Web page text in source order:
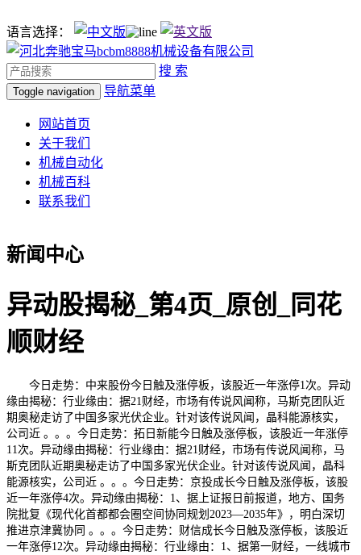
语言选择：
搜 索
Toggle navigation 导航菜单
网站首页
关于我们
机械自动化
机械百科
联系我们
新闻中心
异动股揭秘_第4页_原创_同花
顺财经
今日走势：中来股份今日触及涨停板，该股近一年涨停1次。异动
缘由揭秘：行业缘由：据21财经，市场有传说风闻称，马斯克团队近
期奥秘走访了中国多家光伏企业。针对该传说风闻，晶科能源核实，
公司近 。。。今日走势：拓日新能今日触及涨停板，该股近一年涨停
11次。异动缘由揭秘：行业缘由：据21财经，市场有传说风闻称，马
斯克团队近期奥秘走访了中国多家光伏企业。针对该传说风闻，晶科
能源核实，公司近 。。。今日走势：京投成长今日触及涨停板，该股
近一年涨停4次。异动缘由揭秘：1、据上证报日前报道，地方、国务
院批复《现代化首都都会圈空间协同规划2023—2035年》，明白深切
推进京津冀协同 。。。今日走势：财信成长今日触及涨停板，该股近
一年涨停12次。异动缘由揭秘：行业缘由：1、据第一财经，一线城市